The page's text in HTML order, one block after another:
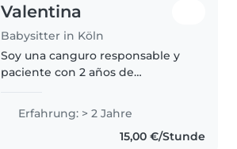
Valentina
Babysitter in Köln
Soy una canguro responsable y
paciente con 2 años de
niños pequeños y preescolares.
Me encanta leer cuentos, hacer
manualidades y juegos
Erfahrung: > 2 Jahre
15,00 €/Stunde